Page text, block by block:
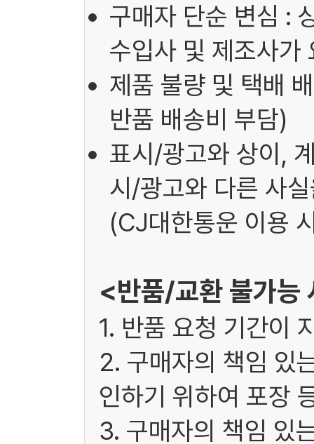
구매자 단순 변심 :
수입사 및 제조사가
제품 불량 및 택배
반품 배송비 부담)
표시/광고와 상이,
시/광고와 다른 사
(CJ대한통운 이용
<반품/교환 불가능
1. 반품 요청 기간이
2. 구매자의 책임 있
인하기 위하여 포장
3. 구매자의 책임 있